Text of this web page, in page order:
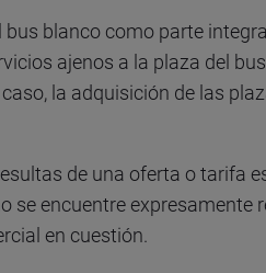
blanco como parte
ajenos a la plaza del
la adquisición de las
de una oferta o tarifa
se encuentre
en cuestión.